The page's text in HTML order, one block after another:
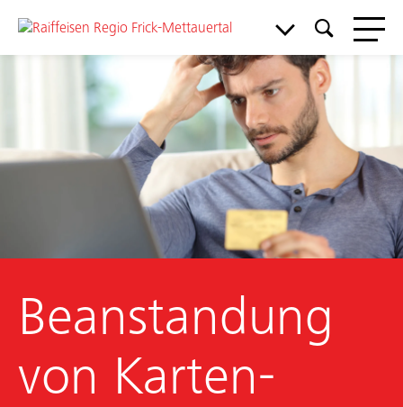
Aktuelles & Angebote
Mitgliedschaft
Arbeiten bei uns
Beanstandung
von Karten-